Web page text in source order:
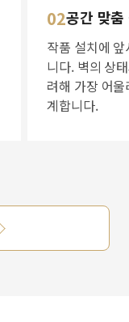
02공간 맞
작품 설치에
니다. 벽의 상
려해 가장 어
계합니다.